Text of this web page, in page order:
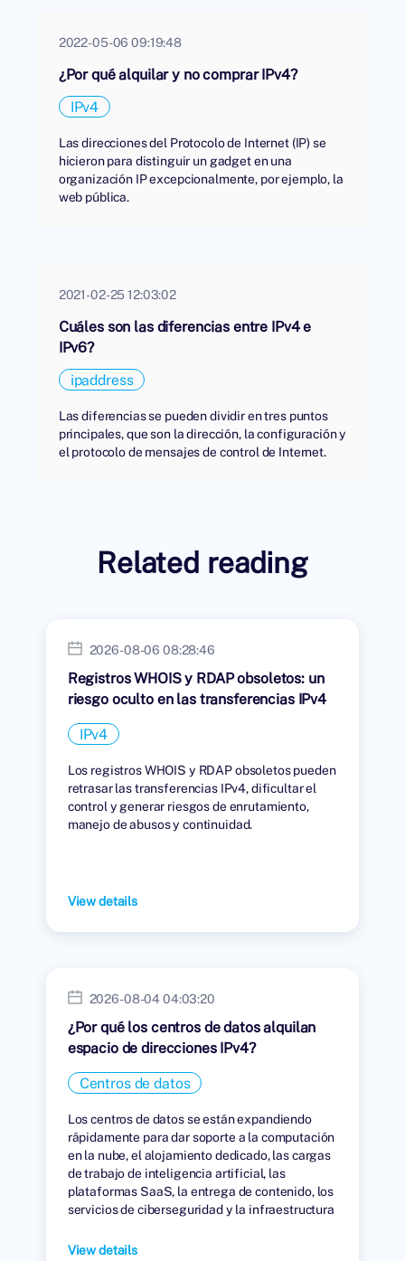
2022-05-06 09:19:48
¿Por qué alquilar y no comprar IPv4?
IPv4
Las direcciones del Protocolo de Internet (IP) se
hicieron para distinguir un gadget en una
organización IP excepcionalmente, por ejemplo, la
web pública.
2021-02-25 12:03:02
Cuáles son las diferencias entre IPv4 e
IPv6?
ipaddress
Las diferencias se pueden dividir en tres puntos
principales, que son la dirección, la configuración y
el protocolo de mensajes de control de Internet.
Related reading
2026-08-06 08:28:46
Registros WHOIS y RDAP obsoletos: un
riesgo oculto en las transferencias IPv4
IPv4
Los registros WHOIS y RDAP obsoletos pueden
retrasar las transferencias IPv4, dificultar el
control y generar riesgos de enrutamiento,
manejo de abusos y continuidad.
View details
2026-08-04 04:03:20
¿Por qué los centros de datos alquilan
espacio de direcciones IPv4?
Centros de datos
Los centros de datos se están expandiendo
rápidamente para dar soporte a la computación
en la nube, el alojamiento dedicado, las cargas
de trabajo de inteligencia artificial, las
plataformas SaaS, la entrega de contenido, los
servicios de ciberseguridad y la infraestructura
View details